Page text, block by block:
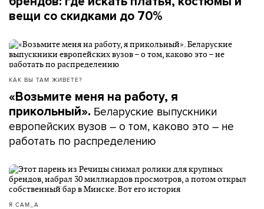
вещи со скидками до 70%
КАК ВЫ ТАМ ЖИВЕТЕ?
«Возьмите меня на работу, я
прикольный». Беларуские выпускники
европейских вузов – о том, каково это – не
работать по распределению
Я САМ_А